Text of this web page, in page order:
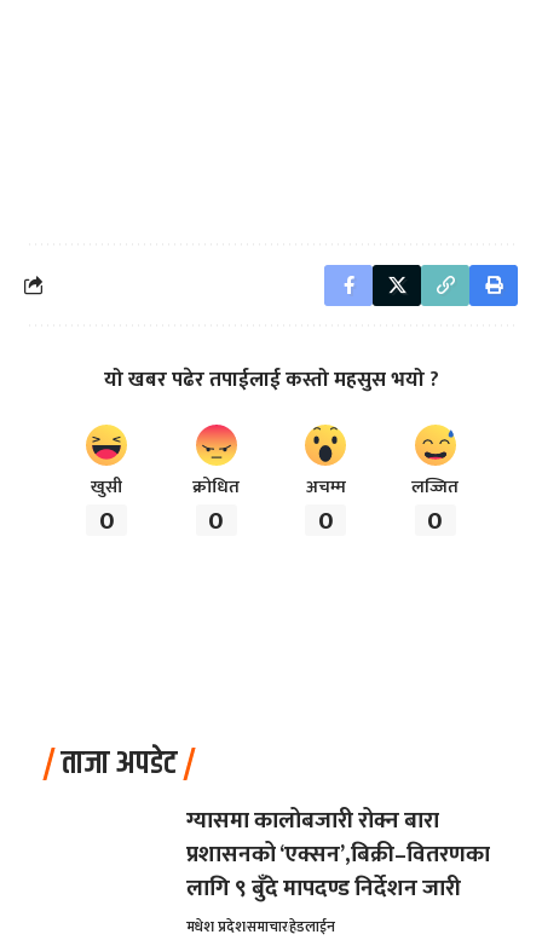
यो खबर पढेर तपाईलाई कस्तो महसुस भयो ?
खुसी
0
क्रोधित
0
अचम्म
0
लज्जित
0
ताजा अपडेट
ग्यासमा कालोबजारी रोक्न बारा
प्रशासनको ‘एक्सन’,बिक्री–वितरणका
लागि ९ बुँदे मापदण्ड निर्देशन जारी
मधेश प्रदेशसमाचारहेडलाईन